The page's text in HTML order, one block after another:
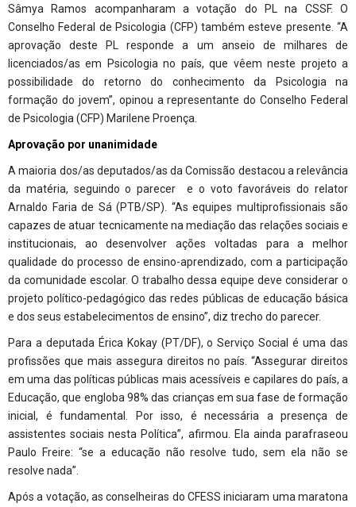
Sâmya Ramos acompanharam a votação do PL na CSSF. O
Conselho Federal de Psicologia (CFP) também esteve presente. “A
aprovação deste PL responde a um anseio de milhares de
licenciados/as em Psicologia no país, que vêem neste projeto a
possibilidade do retorno do conhecimento da Psicologia na
formação do jovem”, opinou a representante do Conselho Federal
de Psicologia (CFP) Marilene Proença.
Aprovação por unanimidade
A maioria dos/as deputados/as da Comissão destacou a relevância
da matéria, seguindo o parecer e o voto favoráveis do relator
Arnaldo Faria de Sá (PTB/SP) . “As equipes multiprofissionais são
capazes de atuar tecnicamente na mediação das relações sociais e
institucionais, ao desenvolver ações voltadas para a melhor
qualidade do processo de ensino-aprendizado, com a participação
da comunidade escolar. O trabalho dessa equipe deve considerar o
projeto político-pedagógico das redes públicas de educação básica
e dos seus estabelecimentos de ensino”, diz trecho do parecer.
Para a deputada Érica Kokay (PT/DF), o Serviço Social é uma das
profissões que mais assegura direitos no país. “Assegurar direitos
em uma das políticas públicas mais acessíveis e capilares do país, a
Educação, que engloba 98% das crianças em sua fase de formação
inicial, é fundamental. Por isso, é necessária a presença de
assistentes sociais nesta Política”, afirmou. Ela ainda parafraseou
Paulo Freire: “se a educação não resolve tudo, sem ela não se
resolve nada”.
Após a votação, as conselheiras do CFESS iniciaram uma maratona